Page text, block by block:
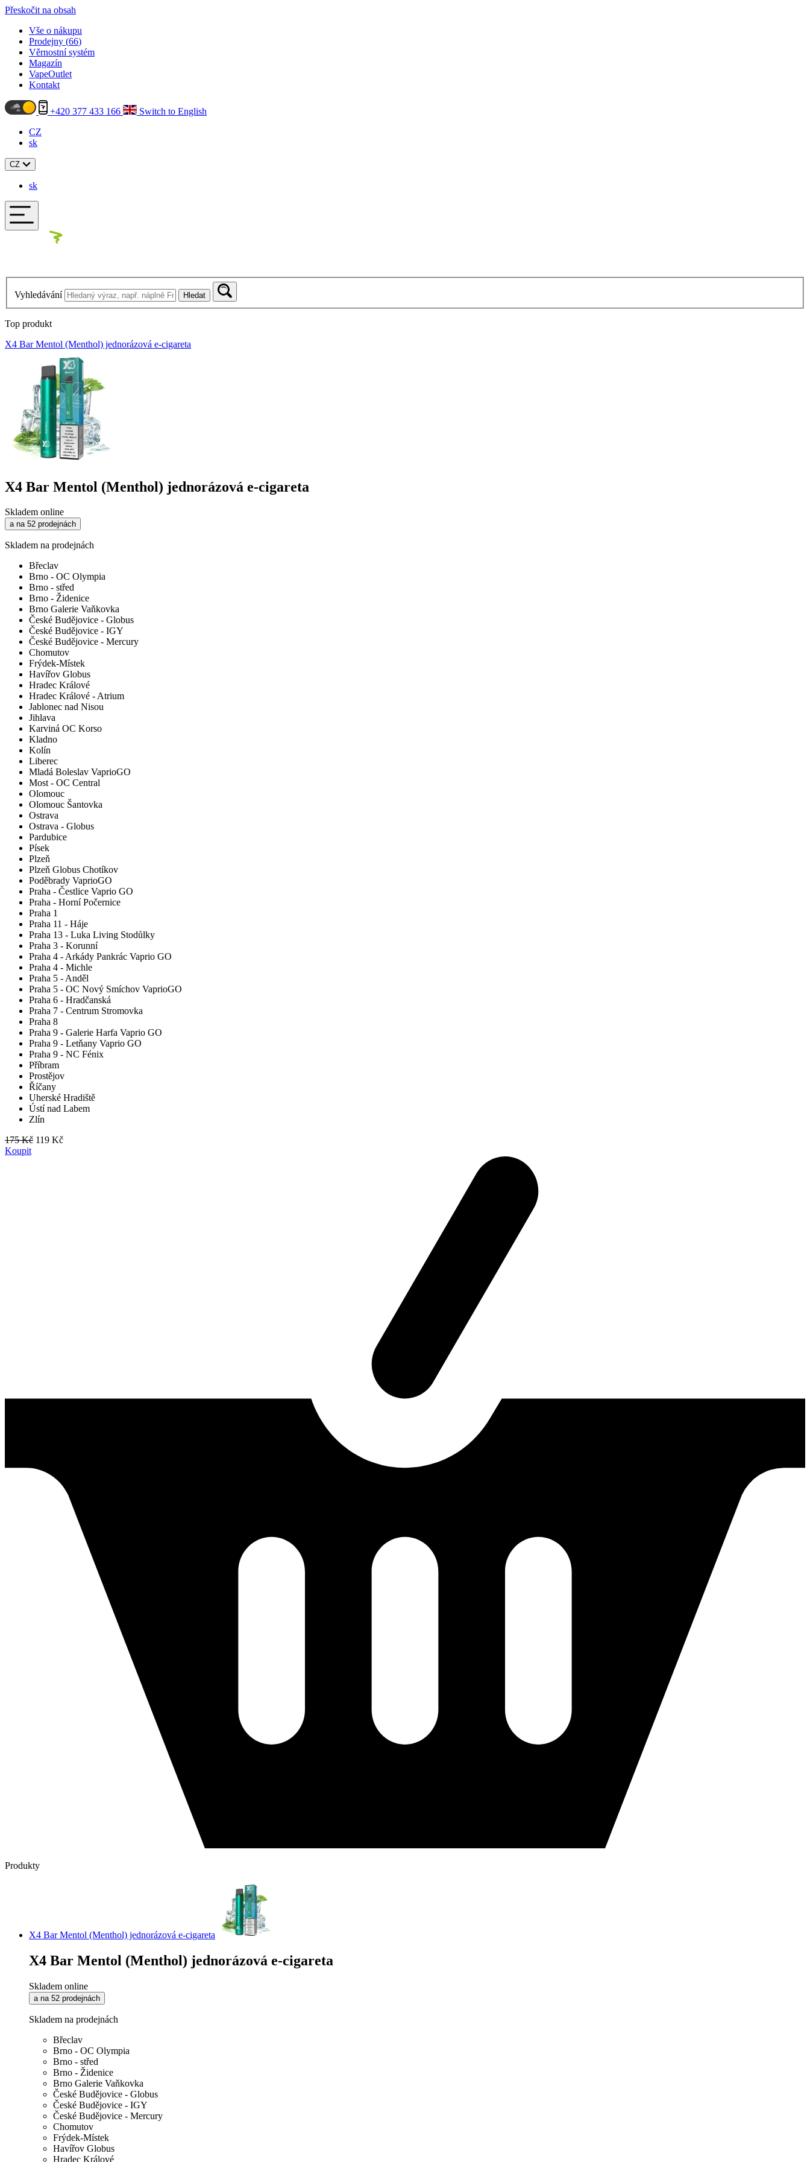
Přeskočit na obsah
Vše o nákupu
Prodejny (66)
Věrnostní systém
Magazín
VapeOutlet
Kontakt
+420 377 433 166
Switch to English
CZ
sk
CZ
sk
Vyhledávání Hledat
Top produkt
X4 Bar Mentol (Menthol) jednorázová e-cigareta
X4 Bar Mentol (Menthol) jednorázová e-cigareta
Skladem online
a na 52 prodejnách
Skladem na prodejnách
Břeclav
Brno - OC Olympia
Brno - střed
Brno - Židenice
Brno Galerie Vaňkovka
České Budějovice - Globus
České Budějovice - IGY
České Budějovice - Mercury
Chomutov
Frýdek-Místek
Havířov Globus
Hradec Králové
Hradec Králové - Atrium
Jablonec nad Nisou
Jihlava
Karviná OC Korso
Kladno
Kolín
Liberec
Mladá Boleslav VaprioGO
Most - OC Central
Olomouc
Olomouc Šantovka
Ostrava
Ostrava - Globus
Pardubice
Písek
Plzeň
Plzeň Globus Chotíkov
Poděbrady VaprioGO
Praha - Čestlice Vaprio GO
Praha - Horní Počernice
Praha 1
Praha 11 - Háje
Praha 13 - Luka Living Stodůlky
Praha 3 - Korunní
Praha 4 - Arkády Pankrác Vaprio GO
Praha 4 - Michle
Praha 5 - Anděl
Praha 5 - OC Nový Smíchov VaprioGO
Praha 6 - Hradčanská
Praha 7 - Centrum Stromovka
Praha 8
Praha 9 - Galerie Harfa Vaprio GO
Praha 9 - Letňany Vaprio GO
Praha 9 - NC Fénix
Příbram
Prostějov
Říčany
Uherské Hradiště
Ústí nad Labem
Zlín
175 Kč 119 Kč
Koupit
Produkty
X4 Bar Mentol (Menthol) jednorázová e-cigareta
X4 Bar Mentol (Menthol) jednorázová e-cigareta
Skladem online
a na 52 prodejnách
Skladem na prodejnách
Břeclav
Brno - OC Olympia
Brno - střed
Brno - Židenice
Brno Galerie Vaňkovka
České Budějovice - Globus
České Budějovice - IGY
České Budějovice - Mercury
Chomutov
Frýdek-Místek
Havířov Globus
Hradec Králové